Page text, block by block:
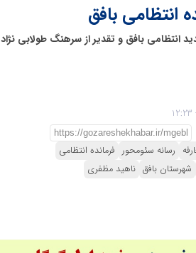
انتظامی بافق
انتظامی بافق و تقدیر از سرهنگ طولابی نژاد
رسانه سئومحور فرمانده انتظامی
شهرستان بافق ناهید مظفری